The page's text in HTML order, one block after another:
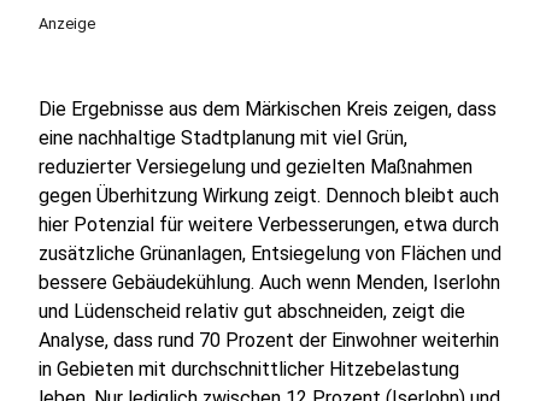
Anzeige
Die Ergebnisse aus dem Märkischen Kreis zeigen, dass
eine nachhaltige Stadtplanung mit viel Grün,
reduzierter Versiegelung und gezielten Maßnahmen
gegen Überhitzung Wirkung zeigt. Dennoch bleibt auch
hier Potenzial für weitere Verbesserungen, etwa durch
zusätzliche Grünanlagen, Entsiegelung von Flächen und
bessere Gebäudekühlung. Auch wenn Menden, Iserlohn
und Lüdenscheid relativ gut abschneiden, zeigt die
Analyse, dass rund 70 Prozent der Einwohner weiterhin
in Gebieten mit durchschnittlicher Hitzebelastung